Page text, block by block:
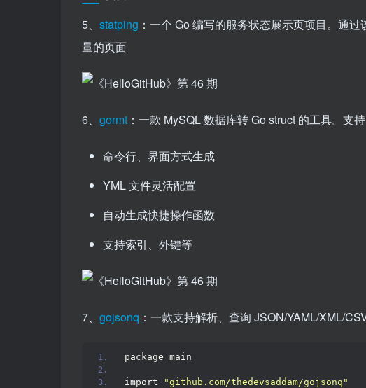
5、 statping ：一个 Go 编写的服务状态展示页项目。通
量的页面
6、 gormt ：一款 MySQL 数据库转 Go struct 的工具。支持
命令行、界面方式生成
YML 文件灵活配置
自动生成快捷操作函数
支持索引、外键等
7、 gojsonq ：一款支持解析、查询 JSON/YAML/XML/
package main
import "github.com/thedevsaddam/gojsonq"